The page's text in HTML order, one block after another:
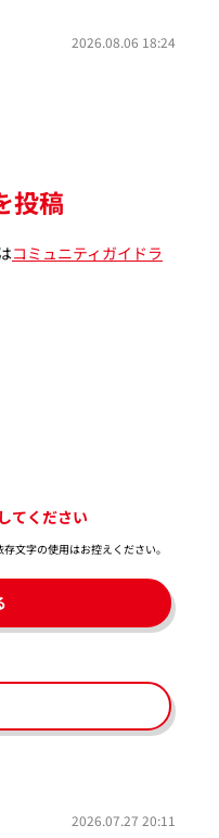
2026.08.06 18:24
投稿
コミュニティガイドラ
てください
文字の使用はお控えください。​
2026.07.27 20:11